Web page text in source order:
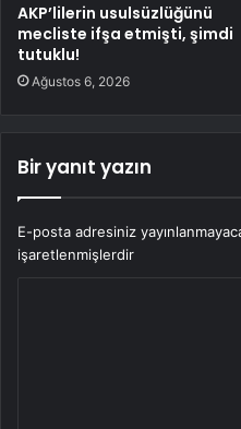
AKP’lilerin usulsüzlüğünü
mecliste ifşa etmişti, şimdi
tutuklu!
Ağustos 6, 2026
Bir yanıt yazın
E-posta adresiniz
işaretlenmişlerdir